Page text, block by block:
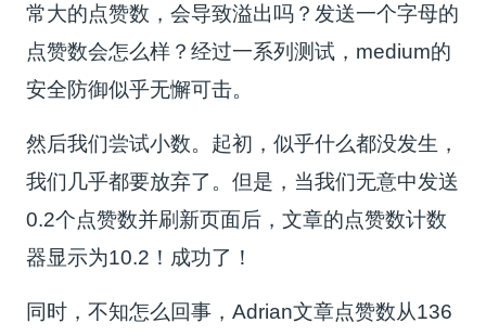
常大的点赞数，会导致溢出吗？发送一个字母的
点赞数会怎么样？经过一系列测试，medium的
安全防御似乎无懈可击。
然后我们尝试小数。起初，似乎什么都没发生，
我们几乎都要放弃了。但是，当我们无意中发送
0.2个点赞数并刷新页面后，文章的点赞数计数
器显示为10.2！成功了！
同时，不知怎么回事，Adrian文章点赞数从136